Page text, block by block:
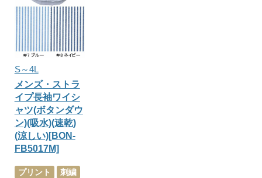
S～4L
メンズ・ストラ
イプ長袖ワイシ
ャツ(ボタンダウ
ン)(吸水)(速乾)
(涼しい)[BON-
FB5017M]
プリント
刺繍